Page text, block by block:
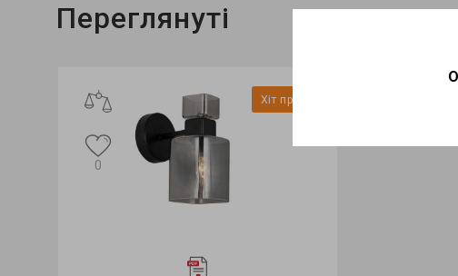
Переглянуті
Хіт продажу
0